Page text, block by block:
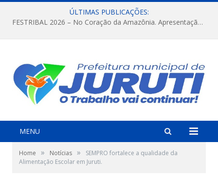
ÚLTIMAS PUBLICAÇÕES:
FESTRIBAL 2026 – No Coração da Amazônia. Apresentação da Munduruku.
MENU
Home » Notícias »
SEMPRO fortalece a qualidade da
Alimentação Escolar em Juruti.